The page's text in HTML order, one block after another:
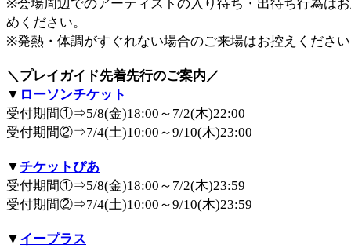
※会場周辺でのアーティストの入り待ち・出待ち行為は
めください。
※発熱・体調がすぐれない場合のご来場はお控えくださ
＼プレイガイド先着先行のご案内／
▼ ローソンチケット
受付期間①⇒5/8(金)18:00～7/2(木)22:00
受付期間②⇒7/4(土)10:00～9/10(木)23:00
▼チケットぴあ
受付期間①⇒5/8(金)18:00～7/2(木)23:59
受付期間②⇒7/4(土)10:00～9/10(木)23:59
▼ イープラス